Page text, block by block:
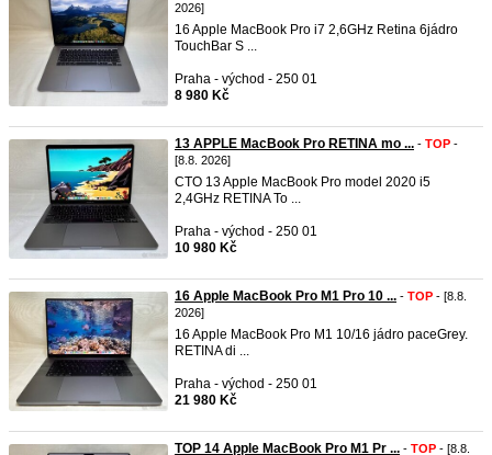
2026]
16 Apple MacBook Pro i7 2,6GHz Retina 6jádro
TouchBar S ...
Praha - východ - 250 01
8 980 Kč
13 APPLE MacBook Pro RETINA mo ... - TOP -
[8.8. 2026]
CTO 13 Apple MacBook Pro model 2020 i5
2,4GHz RETINA To ...
Praha - východ - 250 01
10 980 Kč
16 Apple MacBook Pro M1 Pro 10 ... - TOP - [8.8.
2026]
16 Apple MacBook Pro M1 10/16 jádro paceGrey.
RETINA di ...
Praha - východ - 250 01
21 980 Kč
TOP 14 Apple MacBook Pro M1 Pr ... - TOP - [8.8.